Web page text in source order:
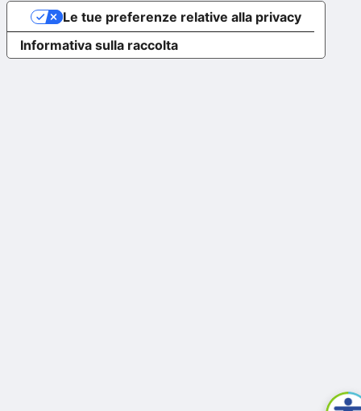
Informativa sulla raccolta
Le tue preferenze relative alla privacy